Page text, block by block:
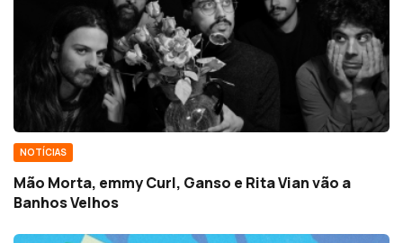
NOTÍCIAS
Mão Morta, emmy Curl, Ganso e Rita Vian vão a
Banhos Velhos